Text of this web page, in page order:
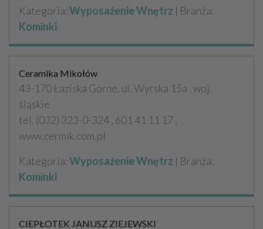
Kategoria:Wyposażenie Wnętrz | Branża:
Kominki
Ceramika Mikołów
43-170 Łaziska Górne, ul. Wyrska 15a , woj.
śląskie
tel. (032) 323-0-324 , 601 41 11 17 ,
www.cermik.com.pl
Kategoria:Wyposażenie Wnętrz | Branża:
Kominki
CIEPŁOTEK JANUSZ ZIEJEWSKI